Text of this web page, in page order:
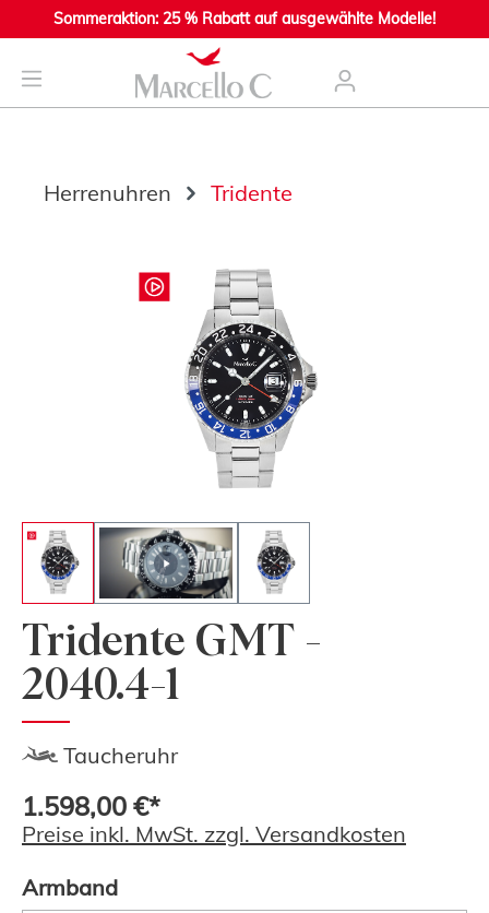
springen
Sommeraktion: 25 % Rabatt auf ausgewählte Modelle!
Herrenuhren Tridente
Tridente GMT -
2040.4-1
Taucheruhr
1.598,00 €*
Preise inkl. MwSt. zzgl. Versandkosten
Armband